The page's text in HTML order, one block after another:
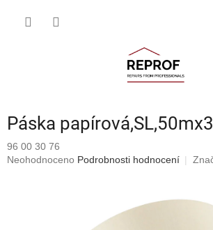
Páska
96 00 30 76
Průměrné
Neohodnoceno Podrobnosti hodnocení